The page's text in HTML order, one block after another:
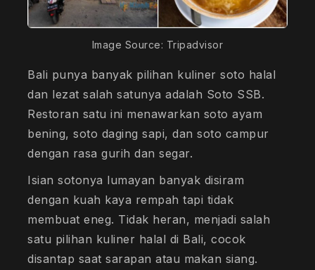
Image Source: Tripadvisor
Bali punya banyak pilihan kuliner soto halal
dan lezat salah satunya adalah Soto SSB.
Restoran satu ini menawarkan soto ayam
bening, soto daging sapi, dan soto campur
dengan rasa gurih dan segar.
Isian sotonya lumayan banyak disiram
dengan kuah kaya rempah tapi tidak
membuat eneg. Tidak heran, menjadi salah
satu pilihan kuliner halal di Bali, cocok
disantap saat sarapan atau makan siang.